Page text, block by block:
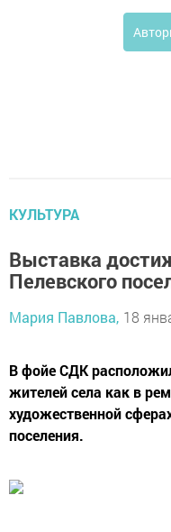
КУЛЬТУРА
Выставка
Пелевского
Мария Павлова, 18
В фойе СДК
жителей села как в
художественной
поселения.